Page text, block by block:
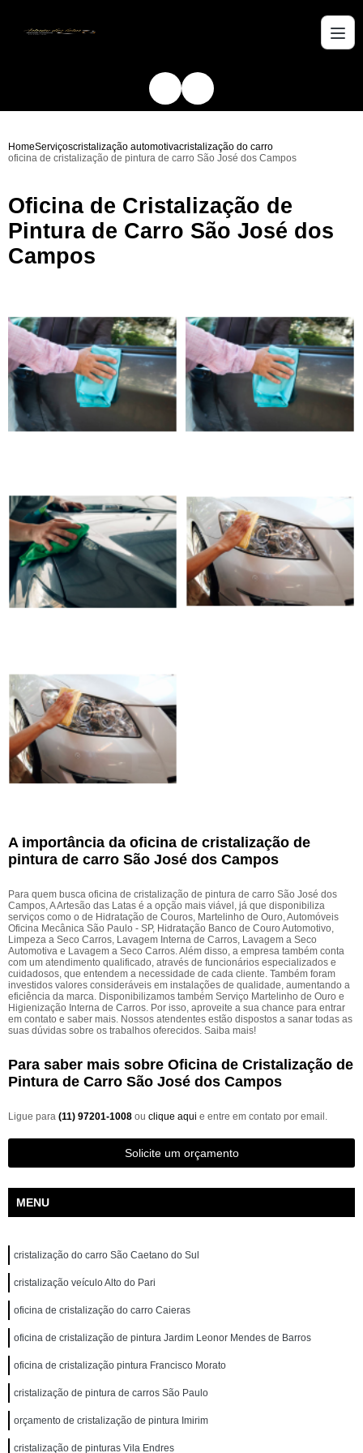
HomeServiçoscristalização automotivacristalização do carro
oficina de cristalização de pintura de carro São José dos Campos
Oficina de Cristalização de
Pintura de Carro São José dos
Campos
A importância da oficina de cristalização de
pintura de carro São José dos Campos
Para quem busca oficina de cristalização de pintura de carro São José dos
Campos, A Artesão das Latas é a opção mais viável, já que disponibiliza
serviços como o de Hidratação de Couros, Martelinho de Ouro, Automóveis
Oficina Mecânica São Paulo - SP, Hidratação Banco de Couro Automotivo,
Limpeza a Seco Carros, Lavagem Interna de Carros, Lavagem a Seco
Automotiva e Lavagem a Seco Carros. Além disso, a empresa também conta
com um atendimento qualificado, através de funcionários especializados e
cuidadosos, que entendem a necessidade de cada cliente. Também foram
investidos valores consideráveis em instalações de qualidade, aumentando a
eficiência da marca. Disponibilizamos também Serviço Martelinho de Ouro e
Higienização Interna de Carros. Por isso, aproveite a sua chance para entrar
em contato e saber mais. Nossos atendentes estão dispostos a sanar todas as
suas dúvidas sobre os trabalhos oferecidos. Saiba mais!
Para saber mais sobre Oficina de Cristalização de
Pintura de Carro São José dos Campos
Ligue para (11) 97201-1008 ou clique aqui e entre em contato por email.
Solicite um orçamento
MENU
cristalização do carro São Caetano do Sul
cristalização veículo Alto do Pari
oficina de cristalização do carro Caieras
oficina de cristalização de pintura Jardim Leonor Mendes de Barros
oficina de cristalização pintura Francisco Morato
cristalização de pintura de carros São Paulo
orçamento de cristalização de pintura Imirim
cristalização de pinturas Vila Endres